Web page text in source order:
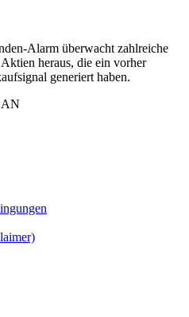
Alarm überwacht zahlreiche
heraus, die ein vorher
generiert haben.